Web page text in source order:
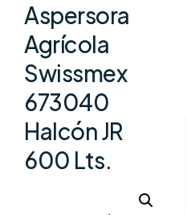
Aspersora
Agrícola
Swissmex
673040
Halcón JR
600 Lts.